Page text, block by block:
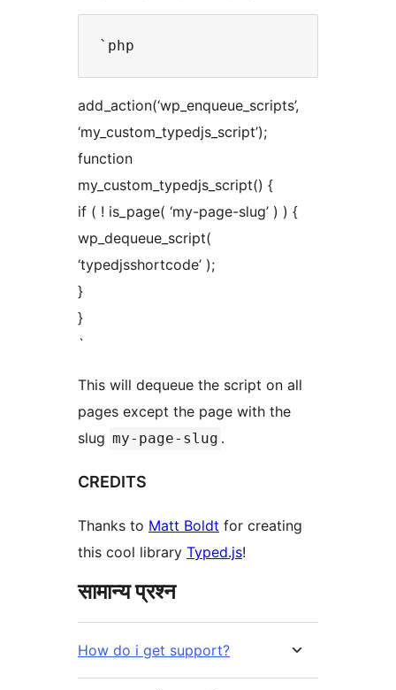
add_action(‘wp_enqueue_scripts’,
‘my_custom_typedjs_script’);
function
my_custom_typedjs_script() {
if ( ! is_page( ‘my-page-slug’ ) ) {
wp_dequeue_script(
‘typedjsshortcode’ );
}
}
`
This will dequeue the script on all
pages except the page with the
slug my-page-slug .
CREDITS
Thanks to Matt Boldt for creating
this cool library Typed.js!
सामान्य प्रश्न
How do i get support?